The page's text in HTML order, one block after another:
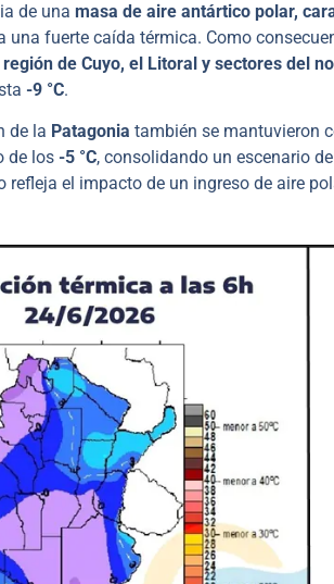
de una masa de aire antártico polar,
una fuerte caída térmica. Como
de Cuyo, el Litoral y sectores del
-9 °C.
de la Patagonia también se mantuvieron
de los -5 °C, consolidando un escenario de
refleja el impacto de un ingreso de aire